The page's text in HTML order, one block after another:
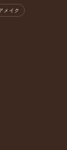
メイク